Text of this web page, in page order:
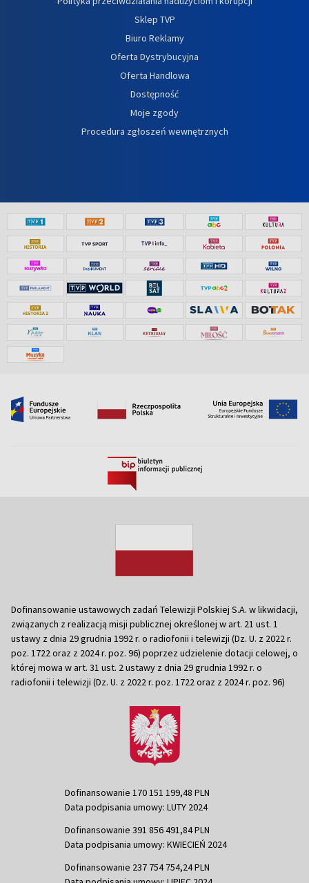
Sklep TVP
Biuro Reklamy
Oferta Dystrybucyjna
Oferta Handlowa
Dostępność
Moje zgody
Procedura zgłoszeń wewnętrznych
Dofinansowanie ustawowych zadań Telewizji Polskiej S.A. w likwidacji,
związanych z realizacją misji publicznej określonej w art. 21 ust. 1
ustawy z dnia 29 grudnia 1992 r. o radiofonii i telewizji (Dz. U. z 2022 r.
poz. 1722 oraz z 2024 r. poz. 96) poprzez udzielenie dotacji celowej, o
której mowa w art. 31 ust. 2 ustawy z dnia 29 grudnia 1992 r. o
radiofonii i telewizji (Dz. U. z 2022 r. poz. 1722 oraz z 2024 r. poz. 96)
Dofinansowanie 170 151 199,48 PLN
Data podpisania umowy: LUTY 2024
Dofinansowanie 391 856 491,84 PLN
Data podpisania umowy: KWIECIEŃ 2024
Dofinansowanie 237 754 754,24 PLN